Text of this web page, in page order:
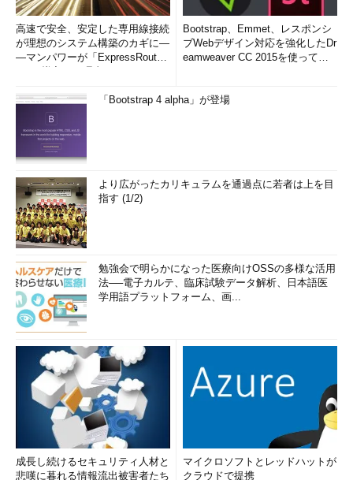
高速で安全、安定した専用線接続
が理想のシステム構築のカギに―
―マンパワーが「ExpressRout
Bootstrap、Emmet、レスポンシ
ブWebデザイン対応を強化したDr
eamweaver CC 2015を使って
「Bootstrap 4 alpha」が登場
より広がったカリキュラムを通過点に若者は上を目
指す (1/2)
勉強会で明らかになった医療向けOSSの多様な活用
法──電子カルテ、臨床試験データ解析、日本語医
学用語プラットフォーム、画...
成長し続けるセキュリティ人材と
悲嘆に暮れる情報流出被害者たち
マイクロソフトとレッドハットが
クラウドで提携